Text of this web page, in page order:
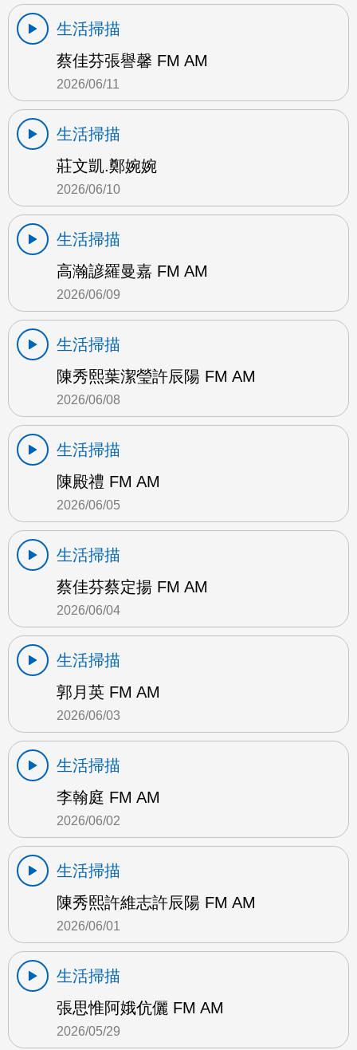
生活掃描
蔡佳芬張譽馨 FM AM
2026/06/11
生活掃描
莊文凱.鄭婉婉
2026/06/10
生活掃描
高瀚諺羅曼嘉 FM AM
2026/06/09
生活掃描
陳秀熙葉潔瑩許辰陽 FM AM
2026/06/08
生活掃描
陳殿禮 FM AM
2026/06/05
生活掃描
蔡佳芬蔡定揚 FM AM
2026/06/04
生活掃描
郭月英 FM AM
2026/06/03
生活掃描
李翰庭 FM AM
2026/06/02
生活掃描
陳秀熙許維志許辰陽 FM AM
2026/06/01
生活掃描
張思惟阿娥伉儷 FM AM
2026/05/29